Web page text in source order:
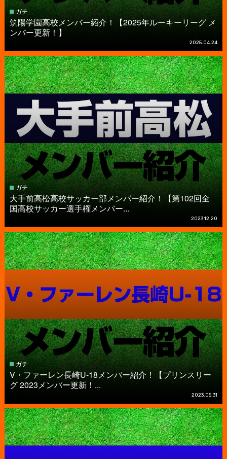
ガチ
筑陽学園高校メンバー紹介！【2025年ルーキーリーグ メ
ンバー更新！】
2025.04.24
ガチ
大手前高松高校サッカー部メンバー紹介！【第102回全
国高校サッカー選手権メンバー...
2023.12.20
ガチ
V・ファーレン長崎U-18メンバー紹介！【プリンスリー
グ 2023メンバー更新！...
2023.05.31